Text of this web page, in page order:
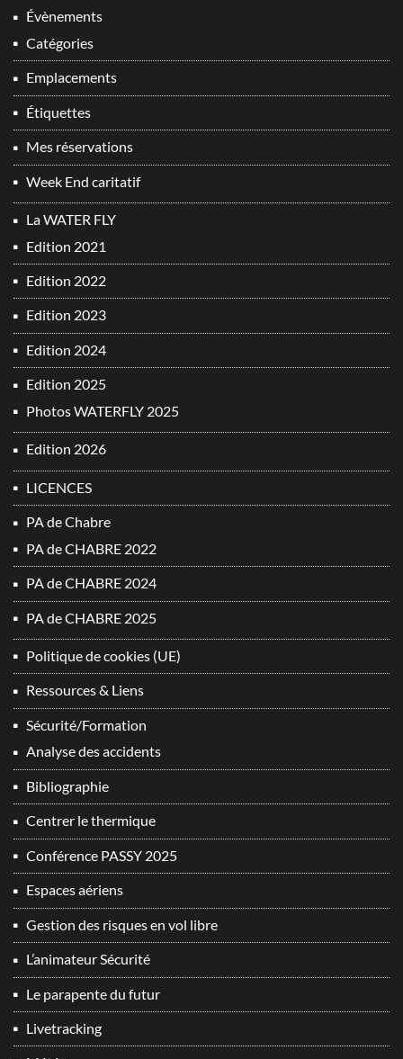
Évènements
Catégories
Emplacements
Étiquettes
Mes réservations
Week End caritatif
La WATER FLY
Edition 2021
Edition 2022
Edition 2023
Edition 2024
Edition 2025
Photos WATERFLY 2025
Edition 2026
LICENCES
PA de Chabre
PA de CHABRE 2022
PA de CHABRE 2024
PA de CHABRE 2025
Politique de cookies (UE)
Ressources & Liens
Sécurité/Formation
Analyse des accidents
Bibliographie
Centrer le thermique
Conférence PASSY 2025
Espaces aériens
Gestion des risques en vol libre
L’animateur Sécurité
Le parapente du futur
Livetracking